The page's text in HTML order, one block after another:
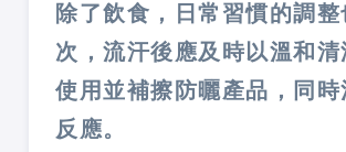
除了飲食，日常習慣的調
次，流汗後應及時以溫和
使用並補擦防曬產品，同
反應。